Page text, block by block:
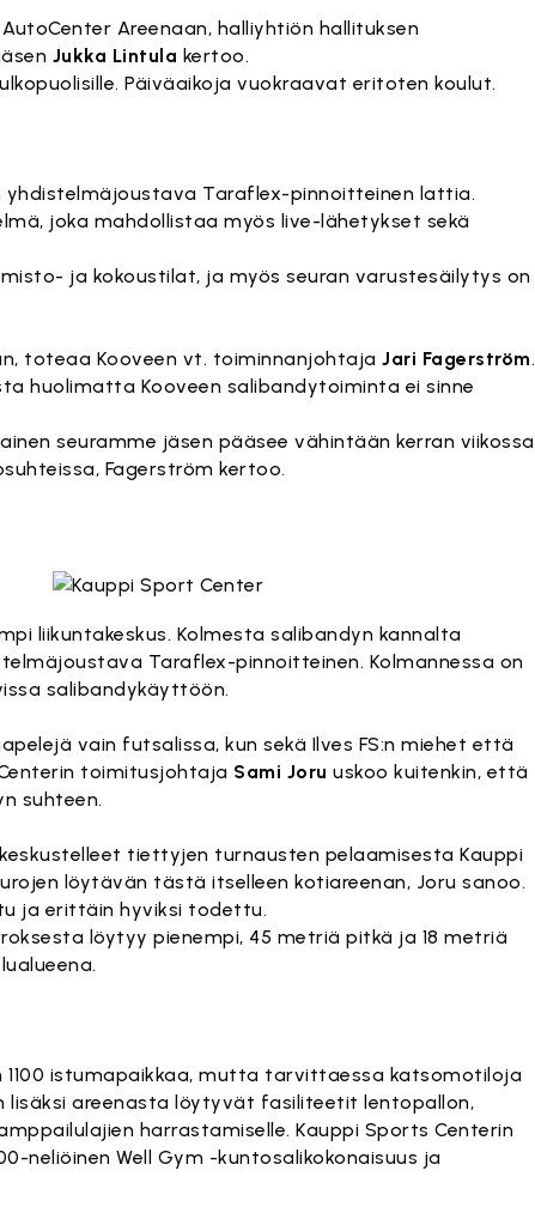
Areenaan, halliyhtiön hallituksen
Jukka Lintula kertoo.
Päiväaikoja vuokraavat eritoten koulut.
yhdistelmäjoustava Taraflex-pinnoitteinen lattia.
joka mahdollistaa myös live-lähetykset sekä
ja kokoustilat, ja myös seuran varustesäilytys on
toteaa Kooveen vt. toiminnanjohtajaJari Fagerström.
huolimatta Kooveen salibandytoiminta ei sinne
seuramme jäsen pääsee vähintään kerran viikossa
Fagerström kertoo.
liikuntakeskus. Kolmesta salibandyn kannalta
Taraflex-pinnoitteinen. Kolmannessa on
salibandykäyttöön.
vain futsalissa, kun sekä Ilves FS:n miehet että
toimitusjohtaja Sami Joru uskoo kuitenkin, että
suhteen.
tiettyjen turnausten pelaamisesta Kauppi
löytävän tästä itselleen kotiareenan, Joru sanoo.
ja erittäin hyviksi todettu.
löytyy pienempi, 45 metriä pitkä ja 18 metriä
istumapaikkaa, mutta tarvittaessa katsomotiloja
lisäksi areenasta löytyvät fasiliteetit lentopallon,
harrastamiselle. Kauppi Sports Centerin
neliöinen Well Gym -kuntosalikokonaisuus ja